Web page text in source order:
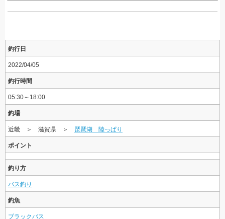
釣行日
2022/04/05
釣行時間
05:30～18:00
釣場
近畿 ＞ 滋賀県 ＞ 琵琶湖 陸っぱり
ポイント
釣り方
バス釣り
釣魚
ブラックバス